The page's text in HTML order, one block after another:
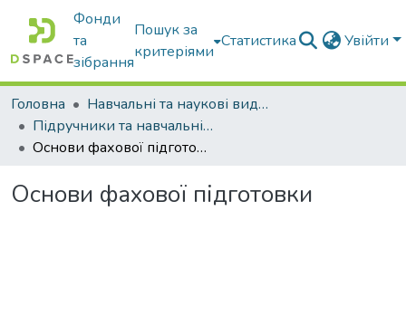
Фонди
та
зібрання
Пошук за
критеріями
Статистика Увійти
Головна
Навчальні та наукові видання
Підручники та навчальні посібники
Основи фахової підготовки
Основи фахової підготовки